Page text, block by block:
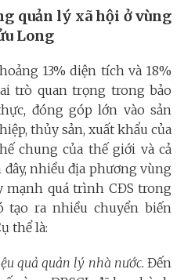
quản lý xã hội ở vùng
Long
13% diện tích và 18%
trò quan trọng trong bảo
đóng góp lớn vào sản
thủy sản, xuất khẩu của
chung của thế giới và cả
nhiều địa phương vùng
mạnh quá trình CĐS trong
ra nhiều chuyển biến
thể là:
quả quản lý nhà nước. Đến